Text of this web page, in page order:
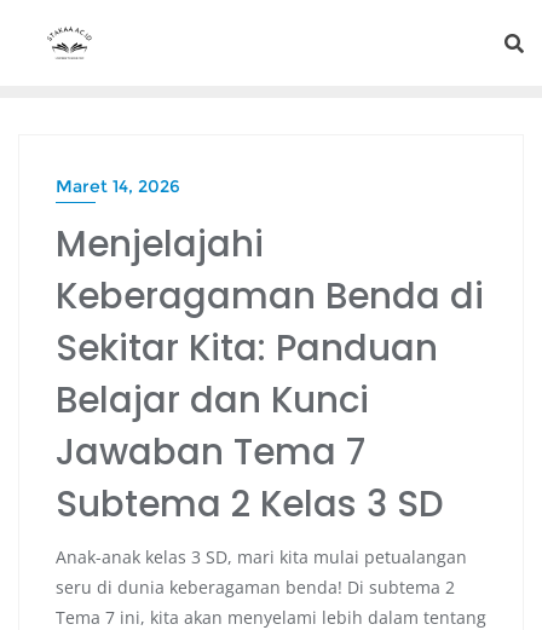
Maret 14, 2026
Menjelajahi
Keberagaman Benda di
Sekitar Kita: Panduan
Belajar dan Kunci
Jawaban Tema 7
Subtema 2 Kelas 3 SD
Anak-anak kelas 3 SD, mari kita mulai petualangan
seru di dunia keberagaman benda! Di subtema 2
Tema 7 ini, kita akan menyelami lebih dalam tentang